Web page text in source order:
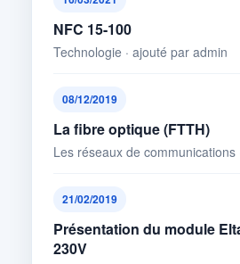
NFC 15-100
Technologie · ajouté par admin
08/12/2019
La fibre optique (FTTH)
Les réseaux de communications
21/02/2019
Présentation du module
230V